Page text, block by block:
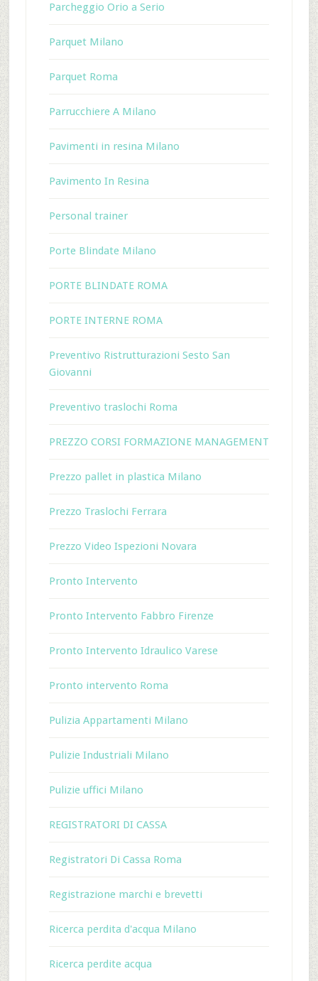
Parcheggio Orio a Serio
Parquet Milano
Parquet Roma
Parrucchiere A Milano
Pavimenti in resina Milano
Pavimento In Resina
Personal trainer
Porte Blindate Milano
PORTE BLINDATE ROMA
PORTE INTERNE ROMA
Preventivo Ristrutturazioni Sesto San
Giovanni
Preventivo traslochi Roma
PREZZO CORSI FORMAZIONE MANAGEMENT
Prezzo pallet in plastica Milano
Prezzo Traslochi Ferrara
Prezzo Video Ispezioni Novara
Pronto Intervento
Pronto Intervento Fabbro Firenze
Pronto Intervento Idraulico Varese
Pronto intervento Roma
Pulizia Appartamenti Milano
Pulizie Industriali Milano
Pulizie uffici Milano
REGISTRATORI DI CASSA
Registratori Di Cassa Roma
Registrazione marchi e brevetti
Ricerca perdita d'acqua Milano
Ricerca perdite acqua